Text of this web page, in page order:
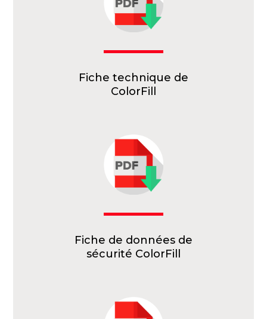
Fiche technique de
ColorFill
Fiche de données de
sécurité ColorFill